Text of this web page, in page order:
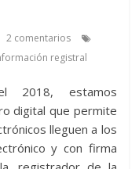
2 comentarios
registral
2018, estamos
digital que permite
lleguen a los
y con firma